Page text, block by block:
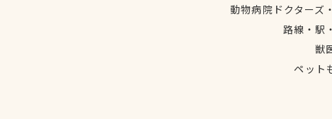
動物病院ドクターズ
路線・駅
獣
ペット